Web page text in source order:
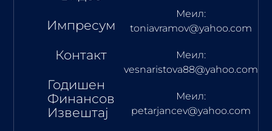
Импресум
Контакт
Годишен
Финансов
Извештај
Меил:
toniavramov@yahoo.com
Меил:
vesnaristova88@yahoo.com
Меил:
petarjancev@yahoo.com